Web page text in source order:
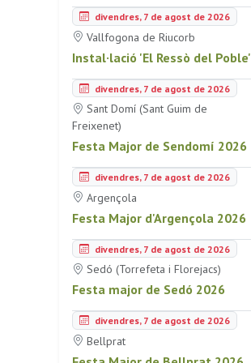
divendres, 7 de agost de 2026
Vallfogona de Riucorb
Instal·lació 'El Ressò del Poble'
divendres, 7 de agost de 2026
Sant Domí (Sant Guim de
Freixenet)
Festa Major de Sendomí 2026
divendres, 7 de agost de 2026
Argençola
Festa Major d'Argençola 2026
divendres, 7 de agost de 2026
Sedó (Torrefeta i Florejacs)
Festa major de Sedó 2026
divendres, 7 de agost de 2026
Bellprat